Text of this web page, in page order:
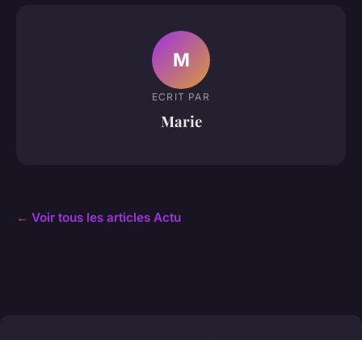
M
ECRIT PAR
Marie
← Voir tous les articles Actu